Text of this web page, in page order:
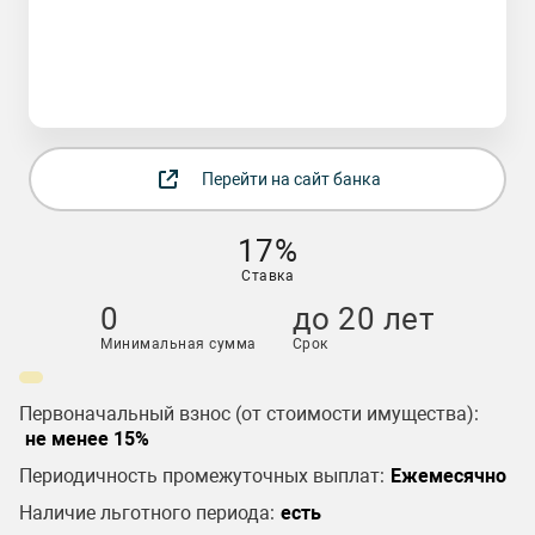
Перейти на сайт банка
17%
Ставка
0
Минимальная сумма
до 20 лет
Срок
Первоначальный взнос (от стоимости имущества):
не менее 15%
Периодичность промежуточных выплат: Ежемесячно
Наличие льготного периода: есть